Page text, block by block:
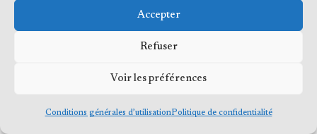
Accepter
Refuser
Voir les préférences
Conditions générales d’utilisationPolitique de confidentialité